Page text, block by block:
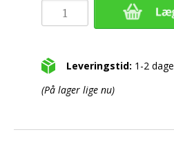
Leveringstid: 1-2 dage
(På lager lige nu)